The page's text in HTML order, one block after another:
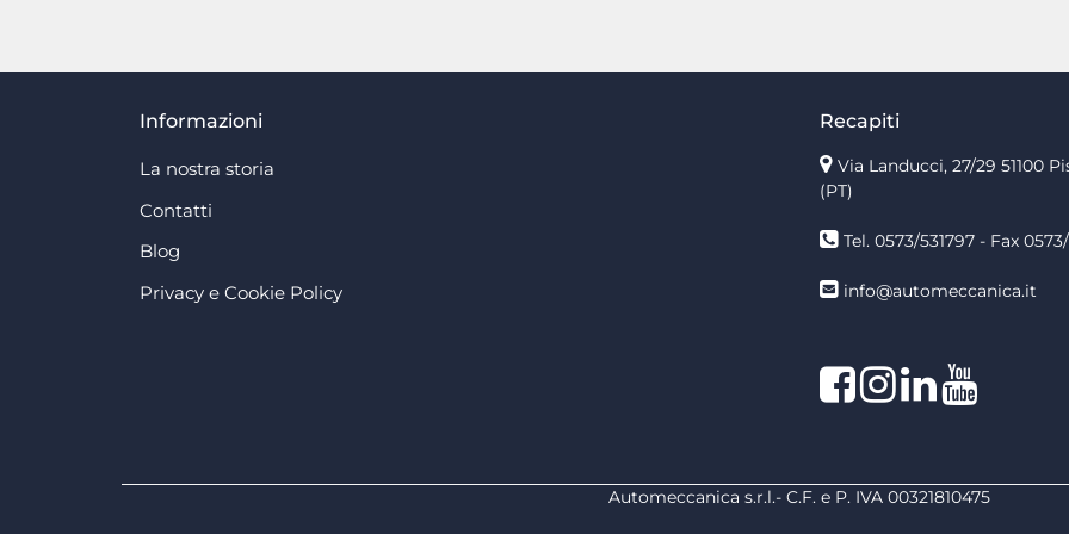
Informazioni
La nostra storia
Contatti
Blog
Privacy e Cookie Policy
Recapiti
Via Landucci, 27/29 51100
(PT)
Tel. 0573/531797 - Fax 0573/
info@automeccanica.it
FacebookInstagram
linkedin
Automeccanica s.r.l.- C.F. e P. IVA 00321810475